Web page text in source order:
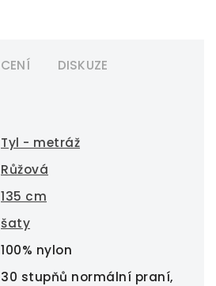
DISKUZE
Tyl - metráž
Růžová
135 cm
šaty
100% nylon
30 stupňů normální praní,